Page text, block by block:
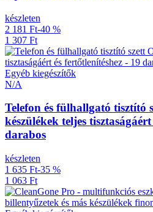
készleten
2 181 Ft-40 %
1 307 Ft
Egyéb kiegészítők
N/A
Telefon és fülhallgató tisztító
készülékek teljes
darabos
készleten
1 635 Ft-35 %
1 063 Ft